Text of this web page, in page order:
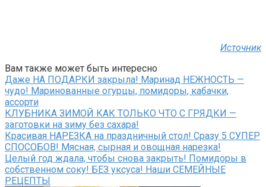
Источник
Вам также может быть интересно
Даже НА ПОДАРКИ закрыла! Маринад НЕЖНОСТЬ —
чудо! Маринованные огурцы, помидоры, кабачки,
ассорти
КЛУБНИКА ЗИМОЙ КАК ТОЛЬКО ЧТО С ГРЯДКИ —
заготовки на зиму без сахара!
Красивая НАРЕЗКА на праздничный стол! Сразу 5 СУПЕР
СПОСОБОВ! Мясная, сырная и овощная нарезка!
Целый год ждала, чтобы снова закрыть! Помидоры в
собственном соку! БЕЗ уксуса! Наши СЕМЕЙНЫЕ
РЕЦЕПТЫ